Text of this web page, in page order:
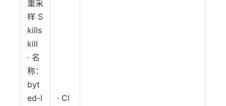
重采
样 S
kills
kill
· 名
称：
byt
ed-l
· Cl